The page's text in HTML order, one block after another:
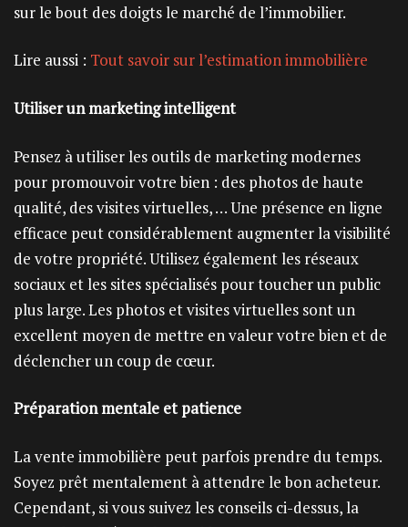
sur le bout des doigts le marché de l’immobilier.
Lire aussi : Tout savoir sur l’estimation immobilière
Utiliser un marketing intelligent
Pensez à utiliser les outils de marketing modernes
pour promouvoir votre bien : des photos de haute
qualité, des visites virtuelles, … Une présence en ligne
efficace peut considérablement augmenter la visibilité
de votre propriété. Utilisez également les réseaux
sociaux et les sites spécialisés pour toucher un public
plus large. Les photos et visites virtuelles sont un
excellent moyen de mettre en valeur votre bien et de
déclencher un coup de cœur.
Préparation mentale et patience
La vente immobilière peut parfois prendre du temps.
Soyez prêt mentalement à attendre le bon acheteur.
Cependant, si vous suivez les conseils ci-dessus, la